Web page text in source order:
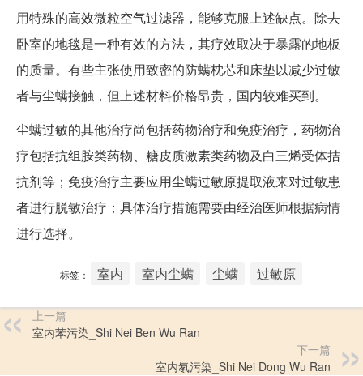
用特殊的高效微粒空气过滤器，能够克服上述缺点。除去
卧室的地毯是一种有效的方法，其疗效取决于暴露的地板
的质量。有些主张使用致密的防螨枕芯和床垫以减少过敏
者与尘螨接触，但上述材料价格昂贵，国内较难买到。
尘螨过敏的其他治疗尚包括药物治疗和免疫治疗，药物治
疗包括抗组胺类药物、糖皮质激素类药物及白三烯受体拮
抗剂等；免疫治疗主要应用尘螨过敏原提取液来对过敏患
者进行脱敏治疗；具体治疗措施需要由经治医师根据病情
进行选择。
标签： 室内 室内尘螨 尘螨 过敏原
上一篇
室内苯污染_Shi Nei Ben Wu Ran
下一篇
室内氡污染_Shi Nei Dong Wu Ran